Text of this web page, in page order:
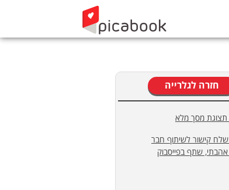
חזרה לגלרייה
תצוגת מסך מלא
שלח קישור לשיתוף חבר
אהבתי, שתף בפייסבוק